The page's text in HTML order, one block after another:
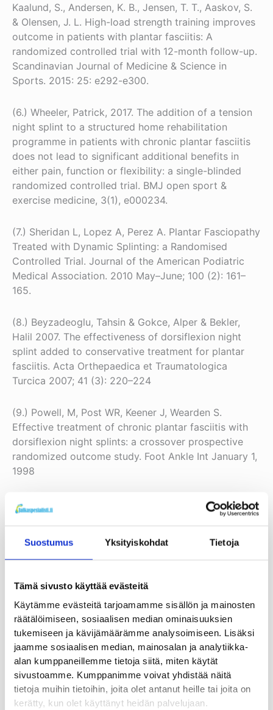
Suostumus Yksityiskohdat Tietoja
Tämä sivusto käyttää evästeitä
Käytämme evästeitä tarjoamamme sisällön ja mainosten
räätälöimiseen, sosiaalisen median ominaisuuksien
tukemiseen ja kävijämäärämme analysoimiseen. Lisäksi
jaamme sosiaalisen median, mainosalan ja analytiikka-
alan kumppaneillemme tietoja siitä, miten käytät
sivustoamme. Kumppanimme voivat yhdistää näitä
tietoja muihin tietoihin, joita olet antanut heille tai joita on
kerätty, kun olet käyttänyt heidän palvelujaan.
Kaalund, S., Andersen, K. B., Jensen, T. T., Aaskov, S.
& Olensen, J. L. High-load strength training improves
outcome in patients with plantar fasciitis: A
randomized controlled trial with 12-month follow-up.
Scandinavian Journal of Medicine & Science in
Sports. 2015: 25: e292-e300.
(6.) Wheeler, Patrick, 2017. The addition of a tension
night splint to a structured home rehabilitation
programme in patients with chronic plantar fasciitis
does not lead to significant additional benefits in
either pain, function or flexibility: a single-blinded
randomized controlled trial. BMJ open sport &
exercise medicine, 3(1), e000234.
(7.) Sheridan L, Lopez A, Perez A. Plantar Fasciopathy
Treated with Dynamic Splinting: a Randomised
Controlled Trial. Journal of the American Podiatric
Medical Association. 2010 May–June; 100 (2): 161–
165.
(8.) Beyzadeoglu, Tahsin & Gokce, Alper & Bekler,
Halil 2007. The effectiveness of dorsiflexion night
splint added to conservative treatment for plantar
fasciitis. Acta Orthepaedica et Traumatologica
Turcica 2007; 41 (3): 220–224
(9.) Powell, M, Post WR, Keener J, Wearden S.
Effective treatment of chronic plantar fasciitis with
dorsiflexion night splints: a crossover prospective
randomized outcome study. Foot Ankle Int January 1,
1998
(10) Batt ME, Tanji JL & Skattum N. Plantar fasciitis: a
prospective randomized clinical trial of the tension
(11.) Probe, Robert & Marshall, Baca & Adams,
Treatment for Plantar Fasciitis: A Prospective
Randomized Study. Clinical Orthopaedics and
Related Research. 1999, November; 368, 190 – 195.
(12.) Sallam, Rehab & Ghaweet, Atif. The effectiveness
of combined prescription of ankle–foot orthosis and
stretching program for the treatment of recalcitrant
plantar fasciitis. Egyptian Rheumatology &